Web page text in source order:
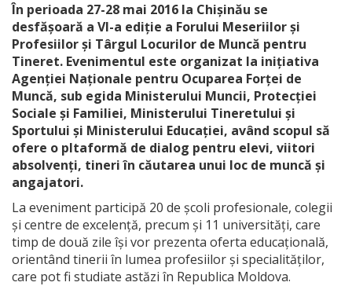
În perioada 27-28 mai 2016 la Chișinău se
desfășoară a VI-a ediție a Forului Meseriilor și
Profesiilor și Târgul Locurilor de Muncă pentru
Tineret. Evenimentul este organizat la inițiativa
Agenţiei Naţionale pentru Ocuparea Forţei de
Muncă, sub egida Ministerului Muncii, Protecției
Sociale și Familiei, Ministerului Tineretului și
Sportului și Ministerului Educației, având scopul să
ofere o pltaformă de dialog pentru elevi, viitori
absolvenți, tineri în căutarea unui loc de muncă și
angajatori.
La eveniment participă 20 de școli profesionale, colegii
și centre de excelență, precum și 11 universități, care
timp de două zile își vor prezenta oferta educațională,
orientând tinerii în lumea profesiilor și specialităților,
care pot fi studiate astăzi în Republica Moldova.